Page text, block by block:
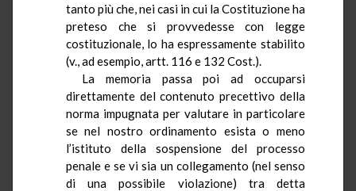
tanto più che, nei casi in cui la Costituzione ha
preteso che si provvedesse con legge
costituzionale, lo ha espressamente stabilito
(v., ad esempio, artt. 116 e 132 Cost.).
La memoria passa poi ad occuparsi
direttamente del contenuto precettivo della
norma impugnata per valutare in particolare
se nel nostro ordinamento esista o meno
l’istituto della sospensione del processo
penale e se vi sia un collegamento (nel senso
di una possibile violazione) tra detta